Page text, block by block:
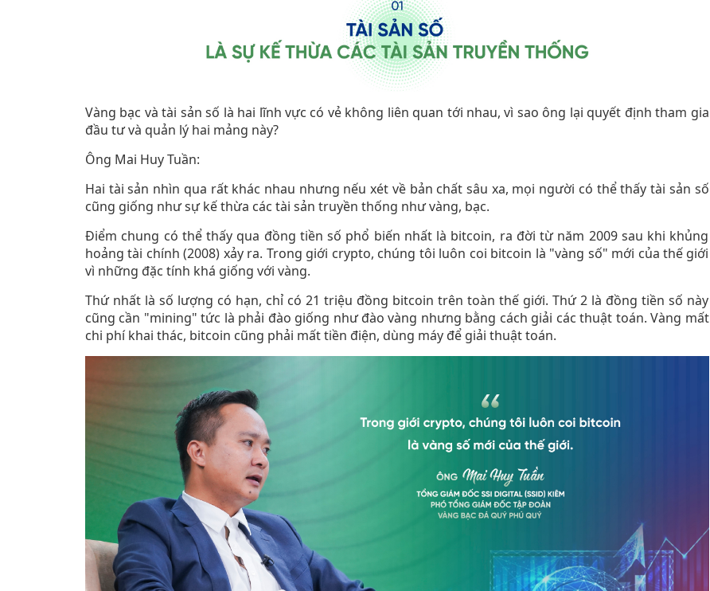
Vàng bạc và tài sản số là hai lĩnh vực có vẻ không liên quan tới nhau, vì sao ông lại quyết định tham gia
đầu tư và quản lý hai mảng này?
Ông Mai Huy Tuần:
Hai tài sản nhìn qua rất khác nhau nhưng nếu xét về bản chất sâu xa, mọi người có thể thấy tài sản số
cũng giống như sự kế thừa các tài sản truyền thống như vàng, bạc.
Điểm chung có thể thấy qua đồng tiền số phổ biến nhất là bitcoin, ra đời từ năm 2009 sau khi khủng
hoảng tài chính (2008) xảy ra. Trong giới crypto, chúng tôi luôn coi bitcoin là "vàng số" mới của thế giới
vì những đặc tính khá giống với vàng.
Thứ nhất là số lượng có hạn, chỉ có 21 triệu đồng bitcoin trên toàn thế giới. Thứ 2 là đồng tiền số này
cũng cần "mining" tức là phải đào giống như đào vàng nhưng bằng cách giải các thuật toán. Vàng mất
chi phí khai thác, bitcoin cũng phải mất tiền điện, dùng máy để giải thuật toán.